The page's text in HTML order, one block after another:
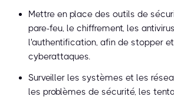
Mettre en place des outils de
pare-feu, le chiffrement, les
l'authentification, afin de stopper
cyberattaques.
Surveiller les systèmes et les
les problèmes de sécurité, les